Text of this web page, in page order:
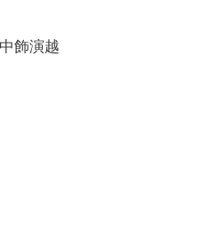
飾演越